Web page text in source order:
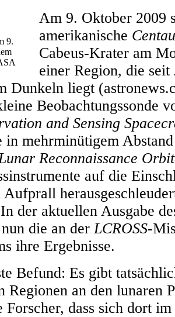
9.
Am 9. Oktober 2009
amerikanische
Cabeus-Krater am
einer Region, die
Dunkeln liegt
Beobachtungssonde
and Sensing
in mehrminütigem
Reconnaissance
auf die
Aufprall
der aktuellen Ausgabe
die an derLCROSS-
ihre Ergebnisse.
Befund: Es gibt
Regionen an den lunaren
Forscher, dass sich dort